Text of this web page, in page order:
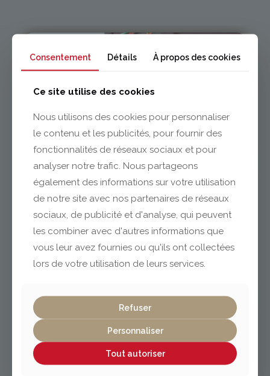
Issoire
04 73 55 06 09
contact@gabriel-sa.fr
Clermont-Ferrand
04 73 42 18 38
Vichy / Cusset
Consentement Détails À propos des cookies
Ce site utilise des cookies
Nous utilisons des cookies pour personnaliser
le contenu et les publicités, pour fournir des
fonctionnalités de réseaux sociaux et pour
analyser notre trafic. Nous partageons
également des informations sur votre utilisation
de notre site avec nos partenaires de réseaux
sociaux, de publicité et d'analyse, qui peuvent
les combiner avec d'autres informations que
vous leur avez fournies ou qu'ils ont collectées
lors de votre utilisation de leurs services.
Refuser
Personnaliser
Tout autoriser